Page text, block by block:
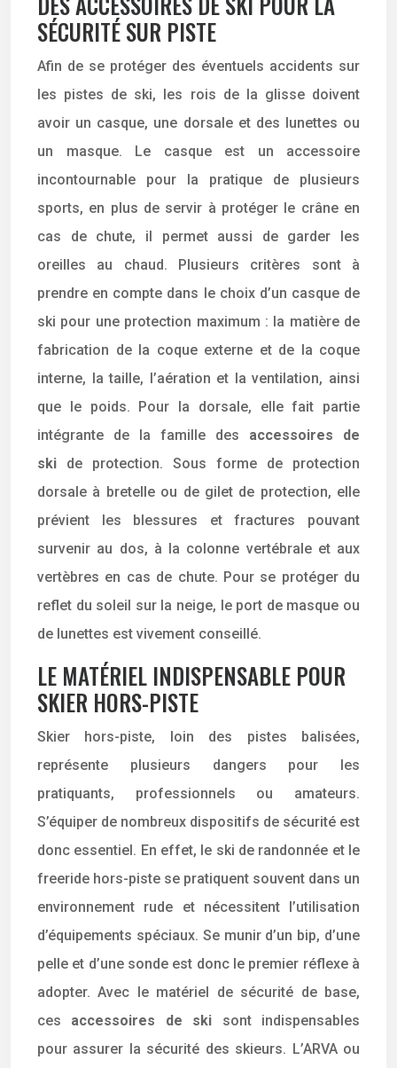
SÉCURITÉ SUR PISTE
Afin de se protéger des éventuels accidents sur
les pistes de ski, les rois de la glisse doivent
avoir un casque, une dorsale et des lunettes ou
un masque. Le casque est un accessoire
incontournable pour la pratique de plusieurs
sports, en plus de servir à protéger le crâne en
cas de chute, il permet aussi de garder les
oreilles au chaud. Plusieurs critères sont à
prendre en compte dans le choix d’un casque de
ski pour une protection maximum : la matière de
fabrication de la coque externe et de la coque
interne, la taille, l’aération et la ventilation, ainsi
que le poids. Pour la dorsale, elle fait partie
intégrante de la famille des accessoires de
ski de protection. Sous forme de protection
dorsale à bretelle ou de gilet de protection, elle
prévient les blessures et fractures pouvant
survenir au dos, à la colonne vertébrale et aux
vertèbres en cas de chute. Pour se protéger du
reflet du soleil sur la neige, le port de masque ou
de lunettes est vivement conseillé.
LE MATÉRIEL INDISPENSABLE POUR
SKIER HORS-PISTE
Skier hors-piste, loin des pistes balisées,
représente plusieurs dangers pour les
pratiquants, professionnels ou amateurs.
S’équiper de nombreux dispositifs de sécurité est
donc essentiel. En effet, le ski de randonnée et le
freeride hors-piste se pratiquent souvent dans un
environnement rude et nécessitent l’utilisation
d’équipements spéciaux. Se munir d’un bip, d’une
pelle et d’une sonde est donc le premier réflexe à
adopter. Avec le matériel de sécurité de base,
ces accessoires de ski sont indispensables
pour assurer la sécurité des skieurs. L’ARVA ou